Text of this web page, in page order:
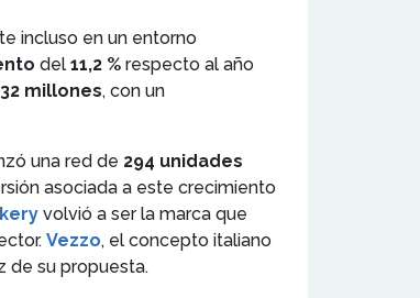
incluso en un entorno
del 11,2 % respecto al año
millones, con un
una red de 294 unidades
asociada a este crecimiento
volvió a ser la marca que
Vezzo, el concepto italiano
de su propuesta.